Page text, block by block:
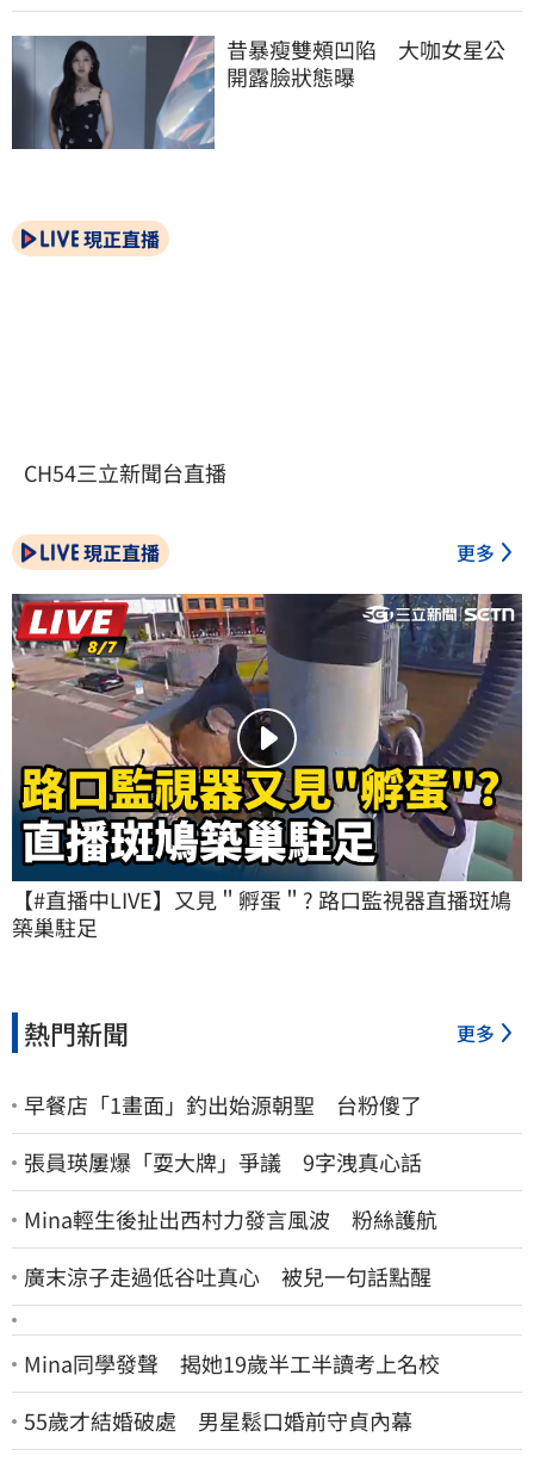
昔暴瘦雙頰凹陷　大咖女星公
開露臉狀態曝
現正直播
CH54三立新聞台直播
現正直播 更多
【#直播中LIVE】又見＂孵蛋＂? 路口監視器直播斑鳩
築巢駐足
熱門新聞 更多
早餐店「1畫面」釣出始源朝聖 台粉傻了
張員瑛屢爆「耍大牌」爭議 9字洩真心話
Mina輕生後扯出西村力發言風波 粉絲護航
廣末涼子走過低谷吐真心 被兒一句話點醒
Mina同學發聲 揭她19歲半工半讀考上名校
55歲才結婚破處 男星鬆口婚前守貞內幕